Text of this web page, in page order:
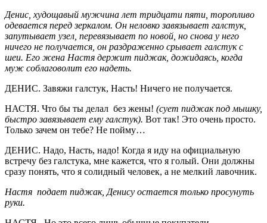
Денис, худощавый мужчина лет тридцати пяти, торопливо
одевается перед зеркалом. Он неловко завязывает галстук,
запутывает узел, перевязывает по новой, но снова у него
ничего не получается, он раздраженно срывает галстук с
шеи. Его жена Настя держит пиджак, дожидаясь, когда
муж соблаговолит его надеть.
ДЕНИС. Завяжи галстук, Насть! Ничего не получается.
НАСТЯ. Что бы ты делал без жены! (сует пиджак под мышку,
быстро завязывает ему галстук). Вот так! Это очень просто.
Только зачем он тебе? Не пойму…
ДЕНИС. Надо, Насть, надо! Когда я иду на официальную
встречу без галстука, мне кажется, что я голый. Они должны
сразу понять, что я солидный человек, а не мелкий лавочник.
Настя подает пиджак, Денису остается только просунуть
руки.